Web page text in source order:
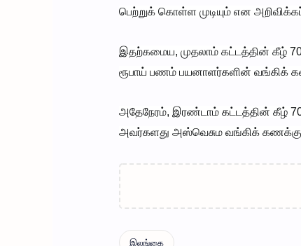
பெற்றுக் கொள்ள முடியும் என
இதற்கமைய, முதலாம் கட்டத்தின் கீழ் 70
ரூபாய் பணம் பயனாளர்களின் வங்கிக்
அதேநேரம், இரண்டாம் கட்டத்தின் கீழ் 70
அவர்களது அஸ்வெசும வங்கிக்